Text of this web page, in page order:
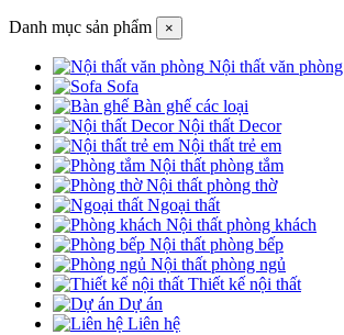
Danh mục sản phẩm ×
Nội thất văn phòng
Sofa
Bàn ghế các loại
Nội thất Decor
Nội thất trẻ em
Nội thất phòng tắm
Nội thất phòng thờ
Ngoại thất
Nội thất phòng khách
Nội thất phòng bếp
Nội thất phòng ngủ
Thiết kế nội thất
Dự án
Liên hệ